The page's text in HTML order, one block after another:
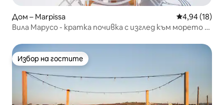
Дом – Marpissa Средна
4,94 (18)
Вила Марусо - кратка почивка с изглед към морето в
Избор на гостите
Избор на гостите